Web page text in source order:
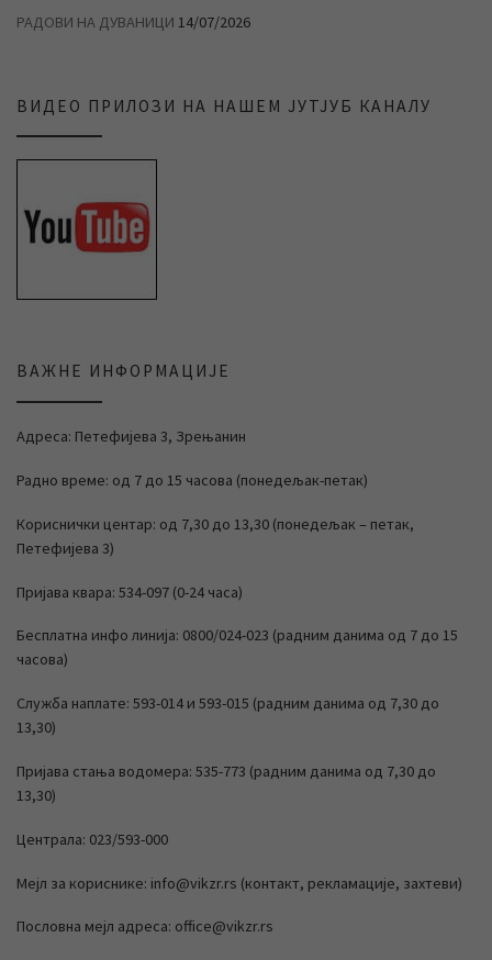
РАДОВИ НА ДУВАНИЦИ 14/07/2026
ВИДЕО ПРИЛОЗИ НА НАШЕМ ЈУТЈУБ КАНАЛУ
ВАЖНЕ ИНФОРМАЦИЈЕ
Адреса: Петефијева 3, Зрењанин
Радно време: од 7 до 15 часова (понедељак-петак)
Кориснички центар: од 7,30 до 13,30 (понедељак – петак,
Петефијева 3)
Пријава квара: 534-097 (0-24 часа)
Бесплатна инфо линија: 0800/024-023 (радним данима од 7 до 15
часова)
Служба наплате: 593-014 и 593-015 (радним данима од 7,30 до
13,30)
Пријава стања водомера: 535-773 (радним данима од 7,30 до
13,30)
Централа: 023/593-000
Мејл за кориснике: info@vikzr.rs (контакт, рекламације, захтеви)
Пословна мејл адреса: office@vikzr.rs